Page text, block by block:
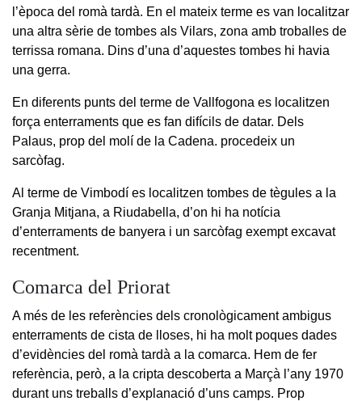
l’època del romà tardà. En el mateix terme es van localitzar
una altra sèrie de tombes als Vilars, zona amb troballes de
terrissa romana. Dins d’una d’aquestes tombes hi havia
una gerra.
En diferents punts del terme de Vallfogona es localitzen
força enterraments que es fan difícils de datar. Dels
Palaus, prop del molí de la Cadena. procedeix un
sarcòfag.
Al terme de Vimbodí es localitzen tombes de tègules a la
Granja Mitjana, a Riudabella, d’on hi ha notícia
d’enterraments de banyera i un sarcòfag exempt excavat
recentment.
Comarca del Priorat
A més de les referències dels cronològicament ambigus
enterraments de cista de lloses, hi ha molt poques dades
d’evidències del romà tardà a la comarca. Hem de fer
referència, però, a la cripta descoberta a Marçà l’any 1970
durant uns treballs d’explanació d’uns camps. Prop